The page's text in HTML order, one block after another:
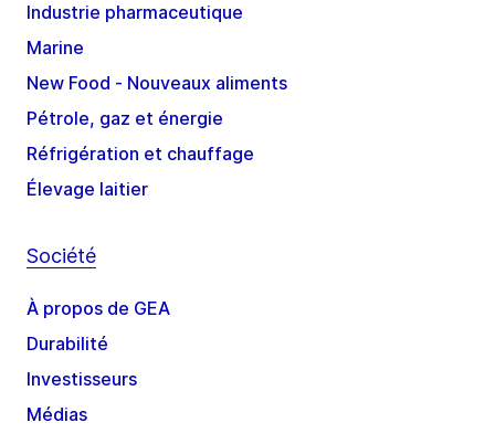
Industrie pharmaceutique
Marine
New Food - Nouveaux aliments
Pétrole, gaz et énergie
Réfrigération et chauffage
Élevage laitier
Société
À propos de GEA
Durabilité
Investisseurs
Médias